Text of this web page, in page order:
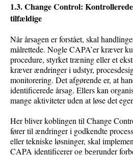
1.3. Change Control:
tilfældige
Når årsagen er forstået, skal
målrettede. Nogle CAPA’er kræver
procedure, styrket træning eller et
kræver ændringer i udstyr,
monitorering. Det afgørende er, at
identificerede årsag. Ellers kan
mange aktiviteter uden at løse det
Her bliver koblingen til Change
fører til ændringer i godkendte
eller tekniske løsninger, skal
CAPA identificerer og begrunder